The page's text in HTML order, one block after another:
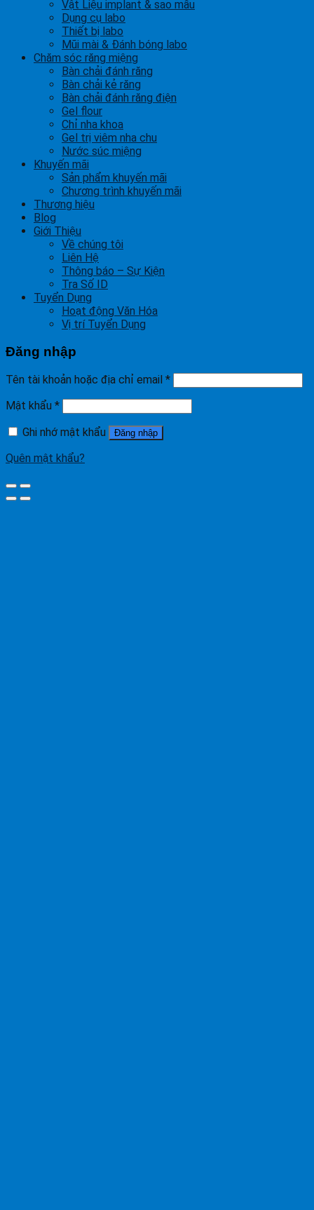
Vật Liệu implant & sao mẫu
Dụng cụ labo
Thiết bị labo
Mũi mài & Đánh bóng labo
Chăm sóc răng miệng
Bàn chải đánh răng
Bàn chải kẻ răng
Bàn chải đánh răng điện
Gel flour
Chỉ nha khoa
Gel trị viêm nha chu
Nước súc miệng
Khuyến mãi
Sản phẩm khuyến mãi
Chương trình khuyến mãi
Thương hiệu
Blog
Giới Thiệu
Về chúng tôi
Liên Hệ
Thông báo – Sự Kiện
Tra Số ID
Tuyển Dụng
Hoạt động Văn Hóa
Vị trí Tuyển Dụng
Đăng nhập
Tên tài khoản hoặc địa chỉ email *
Mật khẩu *
Ghi nhớ mật khẩu
Đăng nhập
Quên mật khẩu?